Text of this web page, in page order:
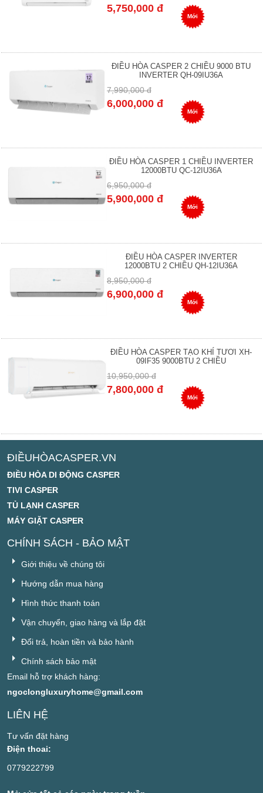
5,750,000 đ
Mới
ĐIỀU HÒA CASPER 2 CHIỀU 9000 BTU
INVERTER QH-09IU36A
7,990,000 đ
6,000,000 đ
Mới
ĐIỀU HÒA CASPER 1 CHIỀU INVERTER
12000BTU QC-12IU36A
6,950,000 đ
5,900,000 đ
Mới
ĐIỀU HÒA CASPER INVERTER
12000BTU 2 CHIỀU QH-12IU36A
8,950,000 đ
6,900,000 đ
Mới
ĐIỀU HÒA CASPER TẠO KHÍ TƯƠI XH-
09IF35 9000BTU 2 CHIỀU
10,950,000 đ
7,800,000 đ
Mới
ĐIỀUHÒACASPER.VN
ĐIỀU HÒA DI ĐỘNG CASPER
TIVI CASPER
TỦ LẠNH CASPER
MÁY GIẶT CASPER
CHÍNH SÁCH - BẢO MẬT
Giới thiệu về chúng tôi
Hướng dẫn mua hàng
Hình thức thanh toán
Vận chuyển, giao hàng và lắp đặt
Đổi trả, hoàn tiền và bảo hành
Chính sách bảo mật
Email hỗ trợ khách hàng:
ngoclongluxuryhome@gmail.com
LIÊN HỆ
Tư vấn đặt hàng
Điện thoai:
0779222799